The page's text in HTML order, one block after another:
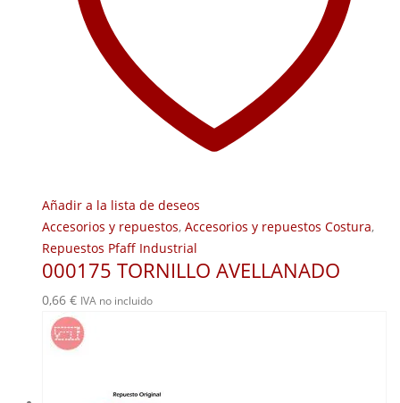
Añadir a la lista de deseos
Accesorios y repuestos, Accesorios y repuestos Costura,
Repuestos Pfaff Industrial
000175 TORNILLO AVELLANADO
0,66 € IVA no incluido